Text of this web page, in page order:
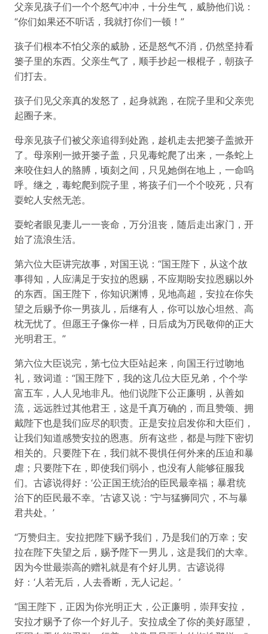
父亲见孩子们一个个怒气冲冲，十分生气，威胁他们说：
“你们如果还不听话，我就打你们一顿！”
孩子们根本不怕父亲的威胁，还是怒气不消，仍然坚持看
篓子里的东西。父亲生气了，顺手抄起一根棍子，朝孩子
们打去。
孩子们见父亲真的发怒了，起身就跑，在院子里和父亲兜
起圈子来。
母亲见孩子们被父亲追得到处跑，趁机走去把篓子盖掀开
了。母亲刚一掀开篓子盖，只见毒蛇爬了出来，一条蛇上
来咬住妇人的胳膊，顷刻之间，只见她倒在地上，一命呜
呼。继之，毒蛇爬到院子里，将孩子们一个个咬死，只有
耍蛇人安然无恙。
耍蛇者眼见妻儿一一丧命，万分沮丧，随后走出家门，开
始了流浪生活。
第六位大臣讲完故事，对国王说：“国王陛下，从这个故
事得知，人应满足于安拉的恩赐，不应期盼安拉恩赐以外
的东西。国王陛下，你知识渊博，见地高超，安拉在你失
望之后赐予你一男孩儿，后继有人，你可以放心坦然、高
枕无忧了。但愿王子像你一样，日后成为万民敬仰的正大
光明君王。”
第六位大臣说完，第七位大臣站起来，向国王行过吻地
礼，致词道：“国王陛下，我的这几位大臣兄弟，个个学
富五车，人人见地非凡。他们说陛下公正廉明，从善如
流，远远胜过其他君王，这是千真万确的，而且赞颂、拥
戴陛下也是我们应尽的职责。正是安拉启发你和大臣们，
让我们知道感赞安拉的恩惠。所有这些，都是与陛下密切
相关的。只要陛下在，我们就不畏惧任何外来的压迫和暴
虐；只要陛下在，即使我们弱小，也没有人能够征服我
们。古谚说得好：‘公正国王统治的臣民最幸福；暴君统
治下的臣民最不幸。’古谚又说：‘宁与猛狮同穴，不与暴
君共处。’
“万赞归主。安拉把陛下赐予我们，乃是我们的万幸；安
拉在陛下失望之后，赐予陛下一男儿，这是我们的大幸。
因为今世最崇高的赠礼就是有个好儿男。古谚说得
好：‘人若无后，人去香断，无人记起。’
“国王陛下，正因为你光明正大，公正廉明，崇拜安拉，
安拉才赐予了你一个好儿子。安拉成全了你的美好愿望，